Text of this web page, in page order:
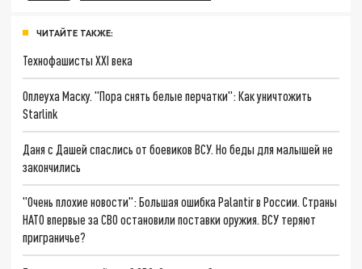
ЧИТАЙТЕ ТАКЖЕ:
Технофашисты XXI века
Оплеуха Маску. "Пора снять белые перчатки": Как уничтожить
Starlink
Даня с Дашей спаслись от боевиков ВСУ. Но беды для малышей не
закончились
"Очень плохие новости": Большая ошибка Palantir в России. Страны
НАТО впервые за СВО остановили поставки оружия. ВСУ теряют
приграничье?